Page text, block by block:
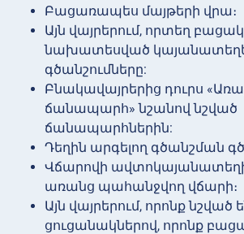
Բացառապես մայթերի վրա։
Այն վայրերում, որտեղ
նախատեսված
գծանշումները:
Բնակավայրերից դուրս
ճանապարհ» նշանով նշված
ճանապարհներին:
Դեղին արգելող գծանշման
Վճարովի
առանց պահանջվող վճարի։
Այն վայրերում, որոնք նշված
ցուցանակներով, որոնք